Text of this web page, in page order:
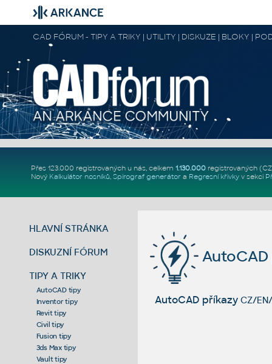
CAD FÓRUM - TIPY A TRIKY | UTILITY | DISKUZE | BLOKY |
Přes 123.000 registrovaných u nás, celkem 1.130.000registrovaných
Nový Kalkulátor nosníků, Spirograf generátor a Regresní křivkyv sekci
HLAVNÍ STRÁNKA
DISKUZNÍ FÓRUM
TIPY A TRIKY
AutoCAD tipy
Inventor tipy
Revit tipy
Civil tipy
Fusion tipy
3ds Max tipy
Vault tipy
AutoCAD
AutoCAD příkazy CZ/